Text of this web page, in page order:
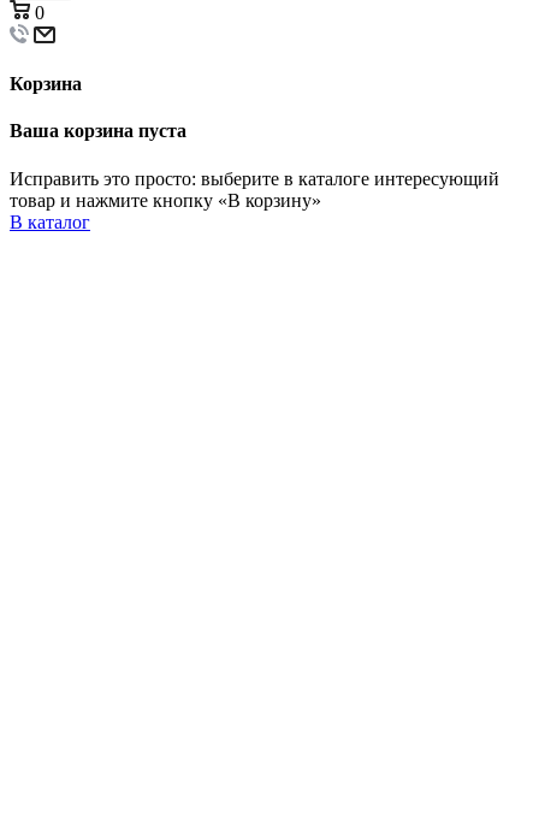
0
Корзина
Ваша корзина пуста
Исправить это просто: выберите в каталоге интересующий
товар и нажмите кнопку «В корзину»
В каталог